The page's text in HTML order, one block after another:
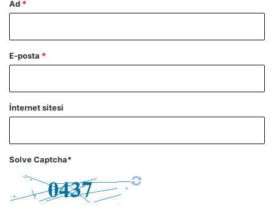
Ad *
E-posta *
İnternet sitesi
Solve Captcha*